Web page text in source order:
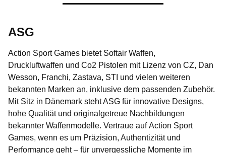
ASG
Action Sport Games bietet Softair Waffen,
Druckluftwaffen und Co2 Pistolen mit Lizenz von CZ, Dan
Wesson, Franchi, Zastava, STI und vielen weiteren
bekannten Marken an, inklusive dem passenden Zubehör.
Mit Sitz in Dänemark steht ASG für innovative Designs,
hohe Qualität und originalgetreue Nachbildungen
bekannter Waffenmodelle. Vertraue aufAction Sport
Games, wenn es um Präzision, Authentizität und
Performance geht – für unvergessliche Momente im